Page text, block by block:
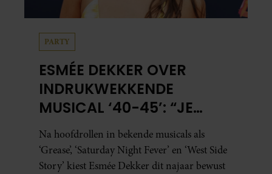
PARTY
ESMÉE DEKKER OVER
INDRUKWEKKENDE
MUSICAL ‘40-45’: “JE
BESEFT INEENS HOE
KOSTBAAR VRIJHEID IS”
Na hoofdrollen in bekende musicals als
‘Grease’, ‘Saturday Night Fever’ en ‘West Side
Story’ kiest Esmée Dekker dit najaar bewust